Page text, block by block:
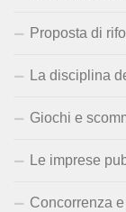
Proposta di
La disciplina
Giochi e
Le imprese
Concorrenza